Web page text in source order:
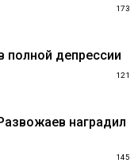
173
полной депрессии
121
наградил
145